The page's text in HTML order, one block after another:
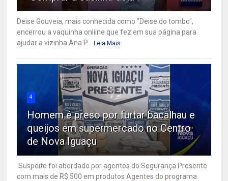
Deise Gouveia, mais conhecida como "Deise do tombo",
encerrou a vaquinha onliine que fez em sua página para
ajudar a vizinha Ana P...
Leia Mais
4
Homem é preso por furtar bacalhau e
queijos em supermercado no Centro
de Nova Iguaçu
Suspeito foi abordado por agentes do Segurança Presente
com mais de R$ 500 em produtos Agentes do programa